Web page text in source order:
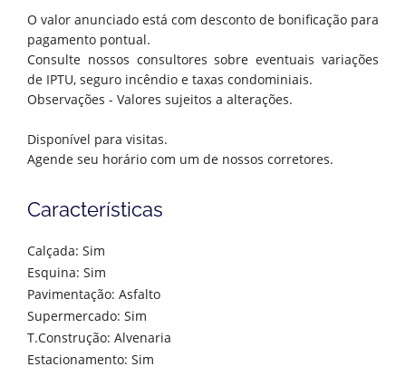
O valor anunciado está com desconto de bonificação para
pagamento pontual.
Consulte nossos consultores sobre eventuais variações
de IPTU, seguro incêndio e taxas condominiais.
Observações - Valores sujeitos a alterações.
Disponível para visitas.
Agende seu horário com um de nossos corretores.
Características
Calçada: Sim
Esquina: Sim
Pavimentação: Asfalto
Supermercado: Sim
T.Construção: Alvenaria
Estacionamento: Sim